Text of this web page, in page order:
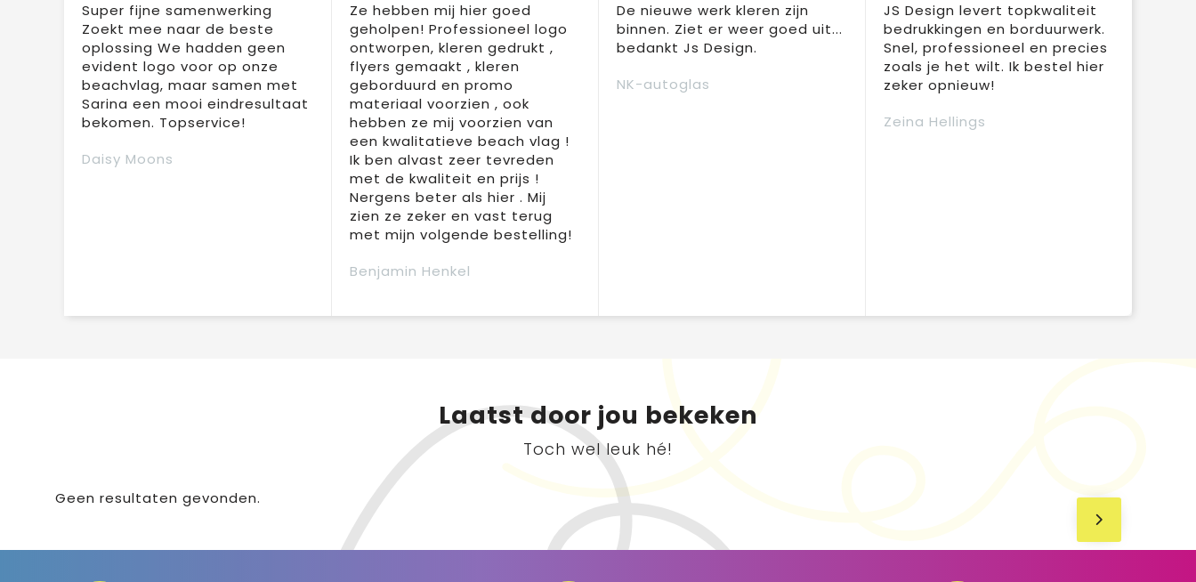
Super fijne samenwerking
Zoekt mee naar de beste
oplossing We hadden geen
evident logo voor op onze
beachvlag, maar samen met
Sarina een mooi eindresultaat
bekomen. Topservice!
Daisy Moons
Ze hebben mij hier goed
geholpen! Professioneel logo
ontworpen, kleren gedrukt ,
flyers gemaakt , kleren
geborduurd en promo
materiaal voorzien , ook
hebben ze mij voorzien van
een kwalitatieve beach vlag !
Ik ben alvast zeer tevreden
met de kwaliteit en prijs !
Nergens beter als hier . Mij
zien ze zeker en vast terug
met mijn volgende bestelling!
Benjamin Henkel
De nieuwe werk kleren zijn
binnen. Ziet er weer goed uit...
bedankt Js Design.
NK-autoglas
JS Design levert topkwaliteit
bedrukkingen en borduurwerk.
Snel, professioneel en precies
zoals je het wilt. Ik bestel hier
zeker opnieuw!
Zeina Hellings
Laatst door jou bekeken
Toch wel leuk hé!
Geen resultaten gevonden.